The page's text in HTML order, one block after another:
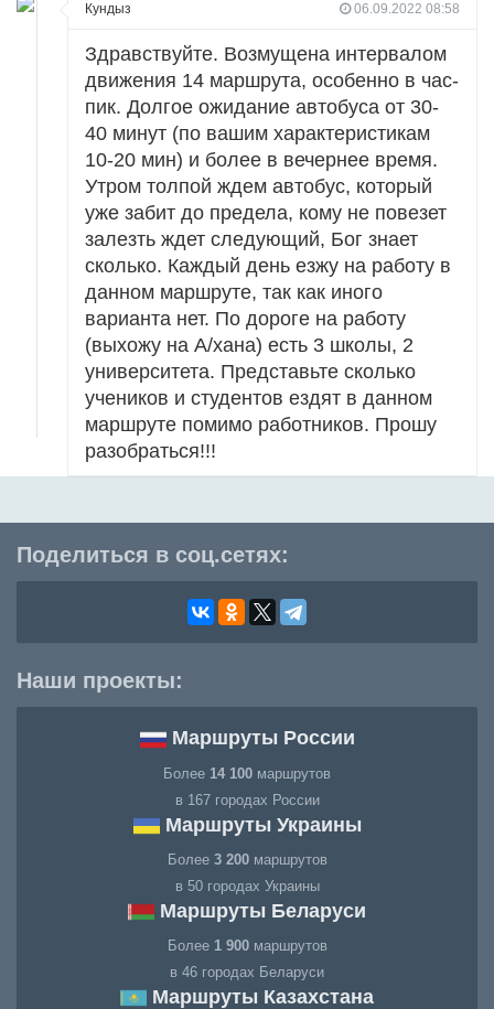
Кундыз 06.09.2022 08:58
Здравствуйте. Возмущена интервалом
движения 14 маршрута, особенно в час-
пик. Долгое ожидание автобуса от 30-
40 минут (по вашим характеристикам
10-20 мин) и более в вечернее время.
Утром толпой ждем автобус, который
уже забит до предела, кому не повезет
залезть ждет следующий, Бог знает
сколько. Каждый день езжу на работу в
данном маршруте, так как иного
варианта нет. По дороге на работу
(выхожу на А/хана) есть 3 школы, 2
университета. Представьте сколько
учеников и студентов ездят в данном
маршруте помимо работников. Прошу
разобраться!!!
Поделиться в соц.сетях:
Наши проекты:
Маршруты России
Более 14 100 маршрутов
в 167 городах России
Маршруты Украины
Более 3 200маршрутов
в 50 городах Украины
Маршруты Беларуси
Более 1 900маршрутов
в 46 городах Беларуси
Маршруты Казахстана